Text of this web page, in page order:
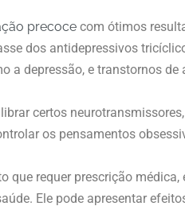
precoce com ótimos
dos antidepressivos
a depressão, e transtornos de
certos
os pensamentos
que requer prescrição médica,
Ele pode apresentar